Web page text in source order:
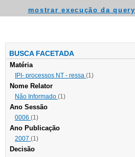
mostrar execução da query
BUSCA FACETADA
Matéria
IPI- processos NT - ressa (1)
Nome Relator
Não Informado (1)
Ano Sessão
0006 (1)
Ano Publicação
2007 (1)
Decisão